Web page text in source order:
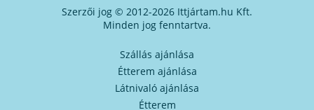
Szerzői jog © 2012-2026 Ittjártam.hu Kft.
Minden jog fenntartva.
Szállás ajánlása
Étterem ajánlása
Látnivaló ajánlása
Étterem